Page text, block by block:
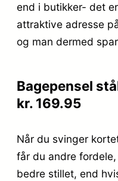
end i butikker- det
attraktive adresse
og man dermed
Bagepensel
kr. 169.95
Når du svinger
får du andre
bedre stillet, end